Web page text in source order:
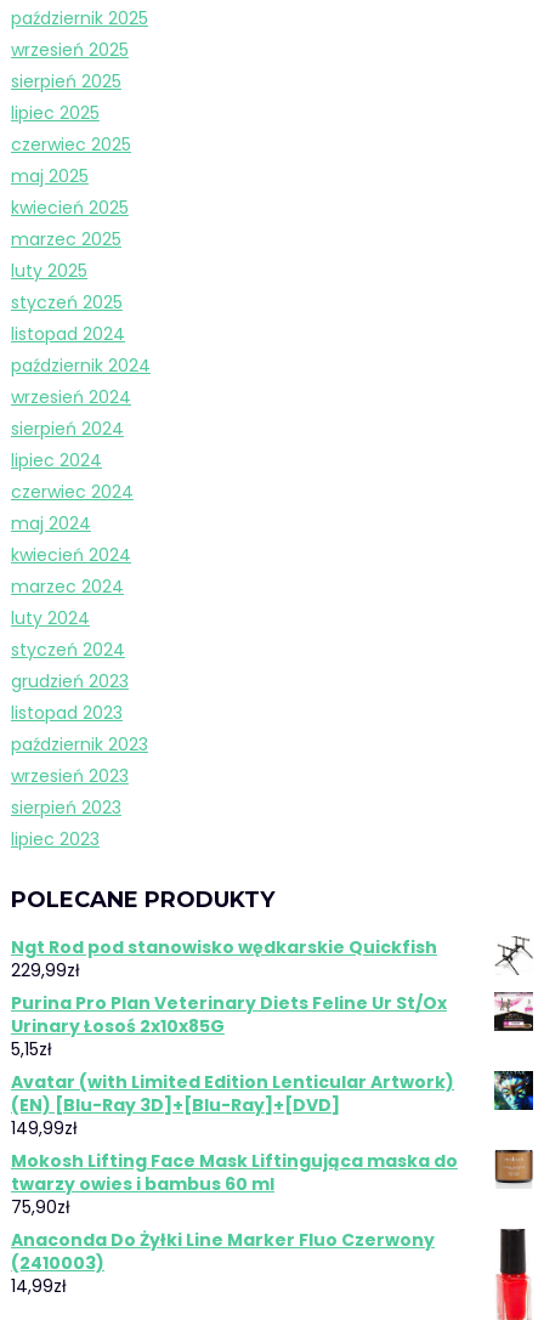
październik 2025
wrzesień 2025
sierpień 2025
lipiec 2025
czerwiec 2025
maj 2025
kwiecień 2025
marzec 2025
luty 2025
styczeń 2025
listopad 2024
październik 2024
wrzesień 2024
sierpień 2024
lipiec 2024
czerwiec 2024
maj 2024
kwiecień 2024
marzec 2024
luty 2024
styczeń 2024
grudzień 2023
listopad 2023
październik 2023
wrzesień 2023
sierpień 2023
lipiec 2023
POLECANE PRODUKTY
Ngt Rod pod stanowisko wędkarskie Quickfish
229,99zł
Purina Pro Plan Veterinary Diets Feline Ur St/Ox
Urinary Łosoś 2x10x85G
5,15zł
Avatar (with Limited Edition Lenticular Artwork)
(EN) [Blu-Ray 3D]+[Blu-Ray]+[DVD]
149,99zł
Mokosh Lifting Face Mask Liftingująca maska do
twarzy owies i bambus 60 ml
75,90zł
Anaconda Do Żyłki Line Marker Fluo Czerwony
(2410003)
14,99zł